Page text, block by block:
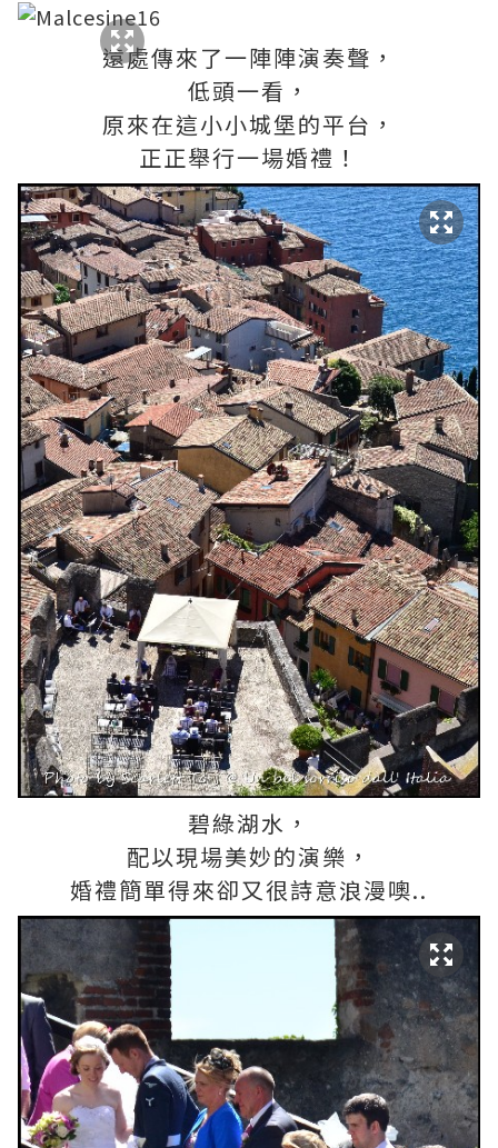
遠處傳來了一陣陣演奏聲，
低頭一看，
原來在這小小城堡的平台，
正正舉行一場婚禮！
碧綠湖水，
配以現場美妙的演樂，
婚禮簡單得來卻又很詩意浪漫噢..